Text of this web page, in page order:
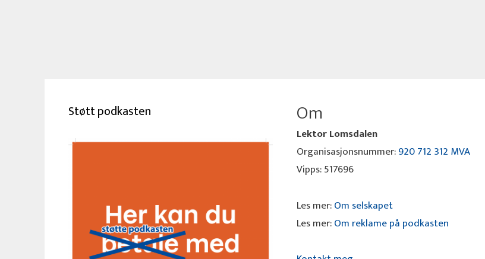
Støtt podkasten Om
Lektor Lomsdalen
Organisasjonsnummer:920 712 312 MVA
Vipps: 517696
Les mer:Om selskapet
Les mer:Om reklame på podkasten